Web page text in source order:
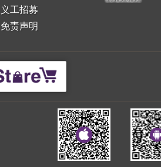
义工招募
免责声明